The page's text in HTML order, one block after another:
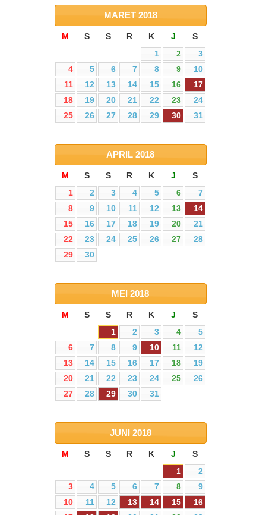
MARET 2018
M S S R K J
S
1
2
3
4
5 6 7 8 9
10
11
12 13 14 15 16
17
18
19 20 21 22 23
24
25
26 27 28 29 30 31
APRIL 2018
M S S R K J
S
1
2 3 4 5 6
7
8
9 10 11 12 13
14
15
16 17 18 19 20
21
22
23 24 25 26 27
28
29
30
MEI 2018
M S S R K J
S
1
2 3 4
5
6
7 8 9 10 11
12
13
14 15 16 17 18
19
20
21 22 23 24 25
26
27
28 29 30 31
JUNI 2018
M S S R K J
S
1
2
3
4 5 6 7 8
9
10
11 12 13 14 15
16